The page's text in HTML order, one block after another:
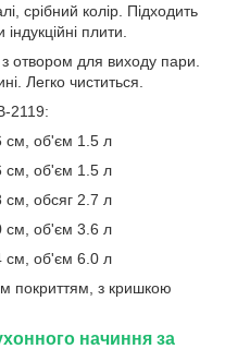
срібний колір. Підходить
плити.
отвором для виходу пари.
Легко чиститься.
2119:
см, об'єм 1.5 л
см, об'єм 1.5 л
см, обсяг 2.7 л
см, об'єм 3.6 л
см, об'єм 6.0 л
покриттям, з кришкою
начиння за